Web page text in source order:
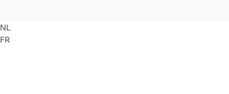
NL
FR